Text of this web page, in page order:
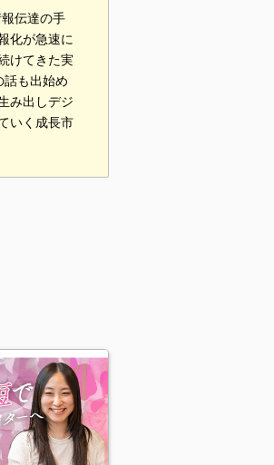
伝達の手
化が急速に
けてきた実
話も出始め
み出しデジ
いく成長市